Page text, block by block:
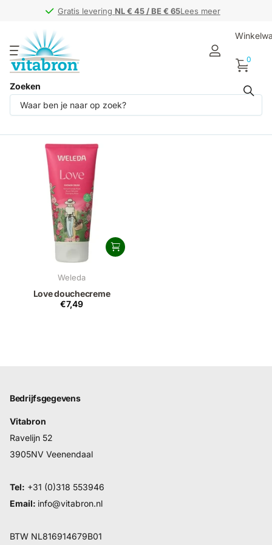
Gratis levering NL € 45 / BE € 65Lees meer
Gratis levering NL € 45 / BE € 65
Zoeken
0
Producten (1)
Weleda
Love douchecreme
€7,49
Bedrijfsgegevens
Vitabron
Ravelijn 52
3905NV Veenendaal
Tel: +31 (0)318 553946
Email: info@vitabron.nl
BTW NL816914679B01